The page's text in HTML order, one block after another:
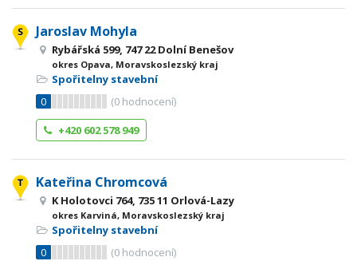
Jaroslav Mohyla
Rybářská 599, 747 22 Dolní Benešov
okres Opava, Moravskoslezský kraj
Spořitelny stavební
0
(0 hodnocení)
+420 602 578 949
Kateřina Chromcová
K Holotovci 764, 735 11 Orlová-Lazy
okres Karviná, Moravskoslezský kraj
Spořitelny stavební
0
(0 hodnocení)